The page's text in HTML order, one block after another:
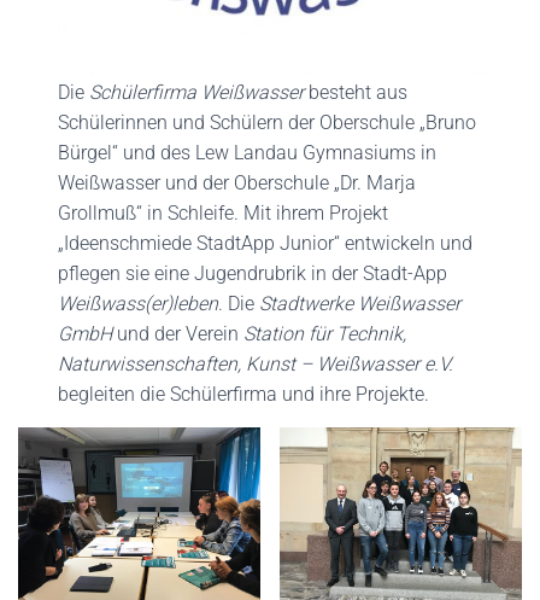
Die Schülerfirma Weißwasserbesteht aus
Schülerinnen und Schülern der Oberschule „Bruno
Bürgel“ und des Lew Landau Gymnasiums in
Weißwasser und der Oberschule „Dr. Marja
Grollmuß“ in Schleife. Mit ihrem Projekt
„Ideenschmiede StadtApp Junior“ entwickeln und
pflegen sie eine Jugendrubrik in der Stadt-App
Weißwass(er)leben. Die Stadtwerke Weißwasser
GmbHund der Verein Station für Technik,
Naturwissenschaften, Kunst – Weißwasser e.V.
begleiten die Schülerfirma und ihre Projekte.